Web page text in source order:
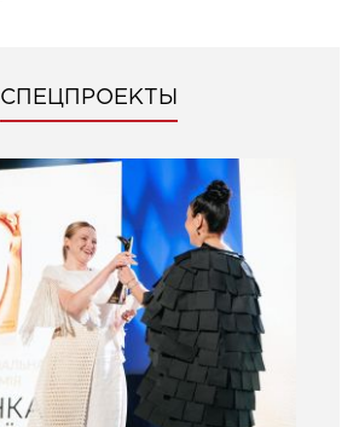
СПЕЦПРОЕКТЫ